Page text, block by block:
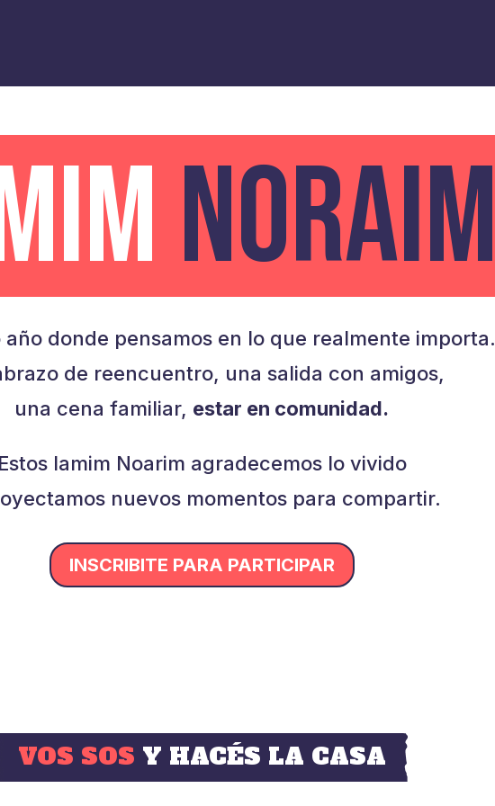
NORAIM
donde pensamos en lo que realmente importa.
de reencuentro, una salida con amigos,
una cena familiar, estar en comunidad.
Iamim Noarim agradecemos lo vivido
nuevos momentos para compartir.
INSCRIBITE PARA PARTICIPAR
VOS SOS Y HACÉS LA CASA